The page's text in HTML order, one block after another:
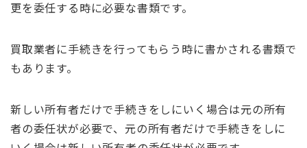
更を委任する時に必要な書類です。
買取業者に手続きを行ってもらう時に書かされる書類で
もあります。
新しい所有者だけで手続きをしにいく場合は元の所有
者の委任状が必要で、元の所有者だけで手続きをしに